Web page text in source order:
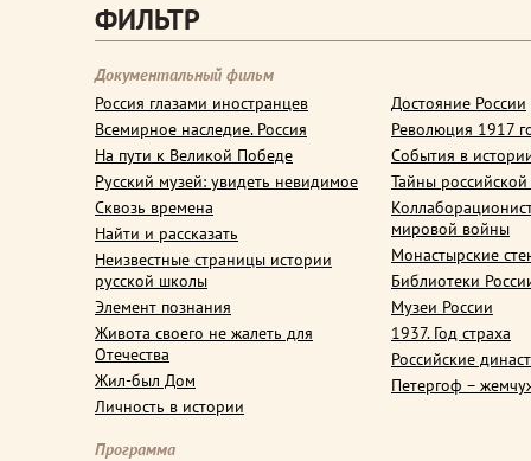
ФИЛЬТР
Документальный фильм
Россия глазами иностранцев
Всемирное наследие. Россия
На пути к Великой Победе
Русский музей: увидеть невидимое
Сквозь времена
Найти и рассказать
Неизвестные страницы истории
русской школы
Элемент познания
Живота своего не жалеть для
Отечества
Жил-был Дом
Личность в истории
Достояние России
Революция 1917
События в
Тайны
мировой войны
Монастырские
Библиотеки
Музеи России
1937. Год страха
Российские
Петергоф –
Программа